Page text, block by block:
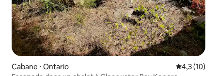
Cabane ⋅ Ontario Évaluation
4,3 (10)